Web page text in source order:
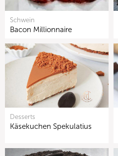
Schwein
Bacon Millionnaire
Desserts
Käsekuchen Spekulatius